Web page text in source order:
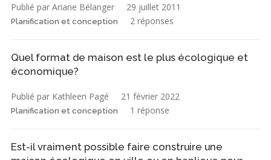
Publié par Ariane Bélanger 29 juillet 2011
Planification et conception 2 réponses
Quel format de maison est le plus écologique et
économique?
Publié par Kathleen Pagé 21 février 2022
Planification et conception 1 réponse
Est-il vraiment possible faire construire une